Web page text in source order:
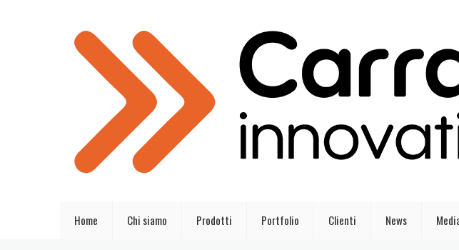
Home Chi siamo Prodotti Portfolio Clienti News